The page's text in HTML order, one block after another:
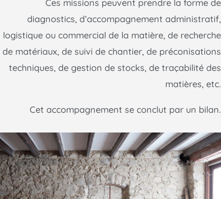
Ces missions peuvent prendre la forme de
diagnostics, d’accompagnement administratif,
logistique ou commercial de la matière, de recherche
de matériaux, de suivi de chantier, de préconisations
techniques, de gestion de stocks, de traçabilité des
matières, etc.
Cet accompagnement se conclut par un bilan.